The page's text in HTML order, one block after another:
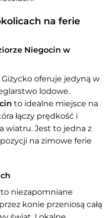
na ferie
Niegocin w
oferuje jedyną w
lodowe.
to idealne miejsce na
łączy prędkość i
wiatru. Jest to jedna z
na zimowe ferie
niezapomniane
konie przeniosą całą